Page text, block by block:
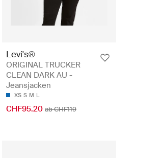
Levi's®
ORIGINAL TRUCKER
CLEAN DARK AU -
Jeansjacken
XS S M L
CHF95.20 ab CHF119